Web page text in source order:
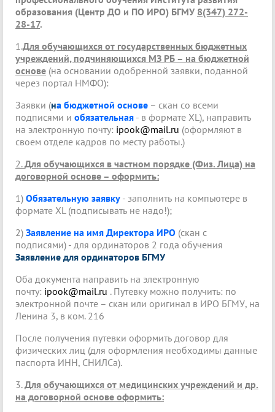
образования (Центр ДО и ПО ИРО) БГМУ 8(347) 272-
28-17.
1.Для обучающихся от государственных бюджетных
учреждений, подчиняющихся МЗ РБ – на бюджетной
основе (на основании одобренной заявки, поданной
через портал НМФО):
Заявки (на бюджетной основе – скан со всеми
подписями и обязательная - в формате XL), направить
на электронную почту: ipook@mail.ru (оформляют в
своем отделе кадров по месту работы.)
2.Для обучающихся в частном порядке (Физ. Лица) на
договорной основе – оформить:
1) Обязательную заявку - заполнить на компьютере в
формате XL (подписывать не надо!);
2) Заявление на имя Директора ИРО (скан с
подписями) - для ординаторов 2 года обучения
Заявление для ординаторов БГМУ
Оба документа направить на электронную
почту: ipook@mail.ru . Путевку можно получить: по
электронной почте – скан или оригинал в ИРО БГМУ, на
Ленина 3, в ком. 216
После получения путевки оформить договор для
физических лиц (для оформления необходимы данные
паспорта ИНН, СНИЛСа).
3.Для обучающихся от медицинских учреждений и др.
на договорной основе оформить: